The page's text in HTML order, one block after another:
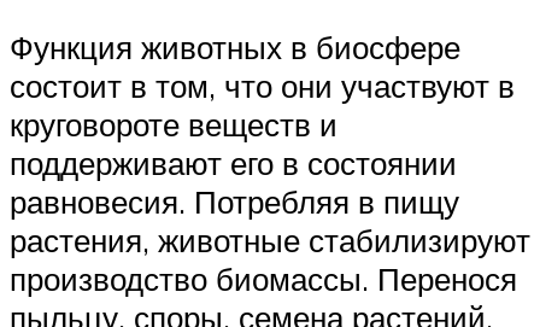
Функция животных в биосфере
состоит в том, что они участвуют в
круговороте веществ и
поддерживают его в состоянии
равновесия. Потребляя в пищу
растения, животные стабилизируют
производство биомассы. Перенося
пыльцу, споры, семена растений,